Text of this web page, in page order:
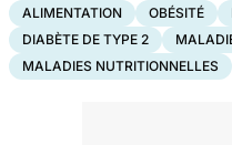
ALIMENTATION OBÉSITÉ
DIABÈTE DE TYPE 2
MALADIES NUTRITIONNELLES